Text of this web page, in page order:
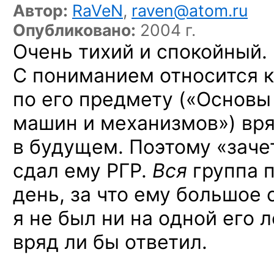
Автор: RaVeN, raven@atom.ru
Опубликовано: 2004 г.
Очень тихий и спокойный.
С пониманием относится
по его предмету
машин и механизмов»)
в будущем. Поэтому
сдал ему РГР. Вся группа
день, за что ему большое
я не был ни на одной его
вряд ли бы ответил.